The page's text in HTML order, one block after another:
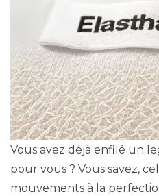
Vous avez déjà enfilé un
pour vous ? Vous savez,
mouvements à la